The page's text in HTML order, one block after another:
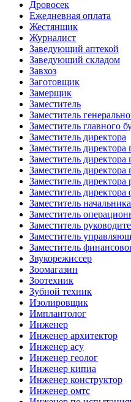
Дровосек
Ежедневная оплата
Жестянщик
Журналист
Заведующий аптекой
Заведующий складом
Завхоз
Заготовщик
Замерщик
Заместитель
Заместитель
Заместитель главного
Заместитель директора
Заместитель директора
Заместитель
Заместитель
Заместитель директора
Заместитель директора
Заместитель начальника
Заместитель
Заместитель
Заместитель
Заместитель
Звукорежиссер
Зоомагазин
Зоотехник
Зубной техник
Изолировщик
Имплантолог
Инженер
Инженер архитектор
Инженер асу
Инженер геолог
Инженер кипиа
Инженер конструктор
Инженер омтс